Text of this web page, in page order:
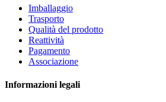
Imballaggio
Trasporto
Qualità del prodotto
Reattività
Pagamento
Associazione
Informazioni legali